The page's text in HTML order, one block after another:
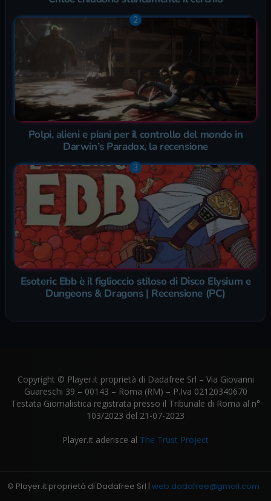
Polpi, alieni e piani per il controllo del mondo in
Darwin’s Paradox, la recensione
Esoteric Ebb è il figlioccio stiloso di Disco Elysium e
Dungeons & Dragons | Recensione (PC)
Copyright © Player.it proprietà di Dadafree Srl – Via Giovanni
Guareschi 39 – 00143 – Roma (RM) – P.Iva 02120340670
Testata Giornalistica registrata presso il Tribunale di Roma al n°
103/2023 del 21-07-2023
Player.it aderisce al The Trust Project
© Player.it proprietà di Dadafree Srl | web.dadafree@gmail.com